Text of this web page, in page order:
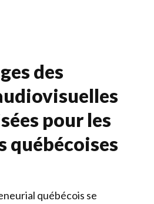
des
pour les
québécoises
québécois se